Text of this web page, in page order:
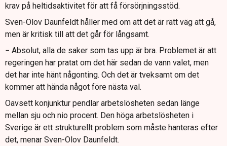
krav på heltidsaktivitet för att få försörjningsstöd.
Sven-Olov Daunfeldt håller med om att det är rätt väg att gå,
men är kritisk till att det går för långsamt.
− Absolut, alla de saker som tas upp är bra. Problemet är att
regeringen har pratat om det här sedan de vann valet, men
det har inte hänt någonting. Och det är tveksamt om det
kommer att hända något före nästa val.
Oavsett konjunktur pendlar arbetslösheten sedan länge
mellan sju och nio procent. Den höga arbetslösheten i
Sverige är ett strukturellt problem som måste hanteras efter
det, menar Sven-Olov Daunfeldt.